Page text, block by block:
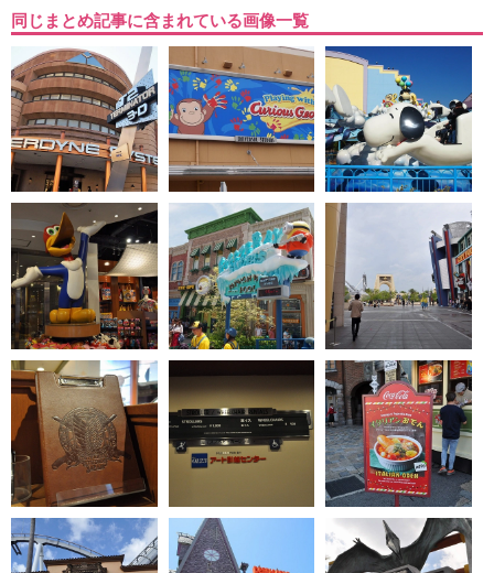
同じまとめ記事に含まれている画像一覧